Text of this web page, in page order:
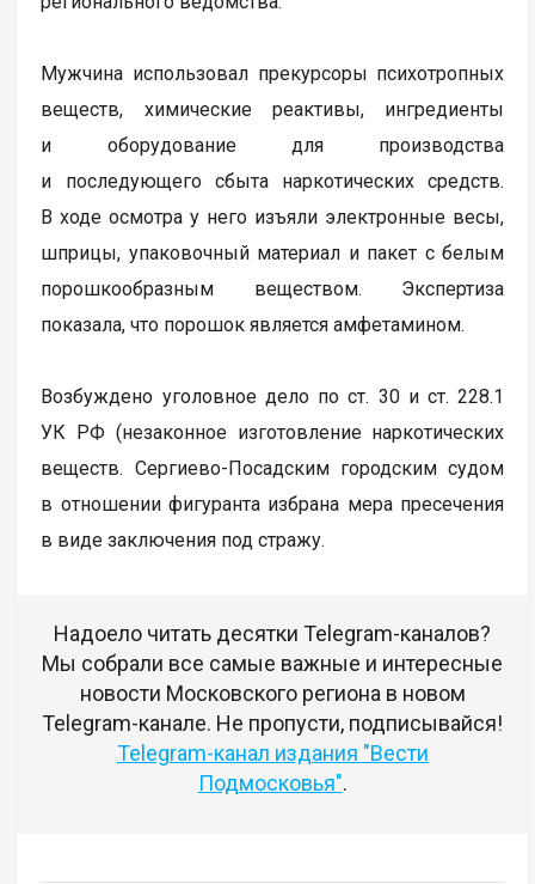
Мужчина использовал прекурсоры психотропных
веществ, химические реактивы, ингредиенты
и оборудование для производства
и последующего сбыта наркотических средств.
В ходе осмотра у него изъяли электронные весы,
шприцы, упаковочный материал и пакет с белым
порошкообразным веществом. Экспертиза
показала, что порошок является амфетамином.
Возбуждено уголовное дело по ст. 30 и ст. 228.1
УК РФ (незаконное изготовление наркотических
веществ. Сергиево-Посадским городским судом
в отношении фигуранта избрана мера пресечения
в виде заключения под стражу.
Надоело читать десятки Telegram-каналов?
Мы собрали все самые важные и интересные
новости Московского региона в новом
Telegram-канале. Не пропусти, подписывайся!
Telegram-канал издания "Вести
Подмосковья".